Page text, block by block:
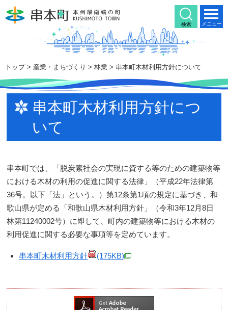
文
メニュー
トップ> 産業・まちづくり > 林業 > 串本町木材利用方針について
検索
串本町木材利用方針につ
いて
串本町では、「脱炭素社会の実現に資する等のための建築物等
における木材の利用の促進に関する法律」（平成22年法律第
36号。以下「法」という。）第12条第1項の規定に基づき、和
歌山県が定める「和歌山県木材利用方針」（令和3年12月8日
林第11240002号）に即して、町内の建築物等における木材の
利用促進に関する必要な事項等を定めています。
串本町木材利用方針 (175KB)